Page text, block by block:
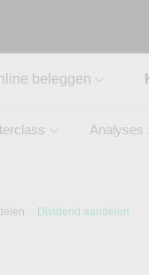
beleggen
Analyses
Dividend aandelen